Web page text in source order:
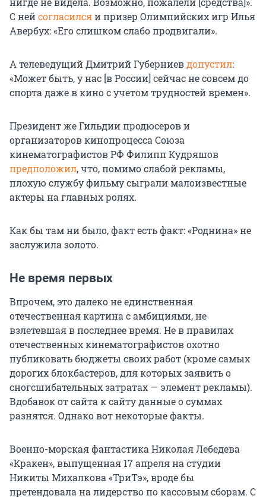
С нейсогласилсяи призер Олимпийских игр Илья
Авербух: «Его слишком слабо продвигали».
А телеведущий Дмитрий Губерниевдопустил:
«Может быть, у нас [в России] сейчас не совсем до
спорта даже в кино с учетом трудностей времен».
Президент же Гильдии продюсеров и
организаторов кинопроцесса Союза
кинематографистов РФ Филипп Кудряшов
предположил, что, помимо слабой рекламы,
плохую службу фильму сыграли малоизвестные
актеры на главных ролях.
Как бы там ни было, факт есть факт: «Роднина» не
заслужила золото.
Не время первых
Впрочем, это далеко не единственная
отечественная картина с амбициями, не
взлетевшая в последнее время. Не в правилах
отечественных кинематографистов охотно
публиковать бюджеты своих работ (кроме самых
дорогих блокбастеров, для которых заявить о
сногсшибательных затратах — элемент рекламы).
Вдобавок от сайта к сайту данные о суммах
разнятся. Однако вот некоторые факты.
Военно-морская фантастика Николая Лебедева
«Кракен», выпущенная 17 апреля на студии
Никиты Михалкова «ТриТэ», вроде бы
претендовала на лидерство по кассовым сборам. С